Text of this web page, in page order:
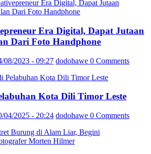
Era Digital, Dapat Jutaan
Dari Foto Handphone
08/2023 - 09:27 dodohawe 0 Comments
Kota Dili Timor Leste
04/2025 - 20:24 dodohawe 0 Comments